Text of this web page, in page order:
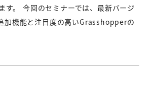
す。 今回のセミナーでは、最新バージ
加機能と注目度の高いGrasshopperの